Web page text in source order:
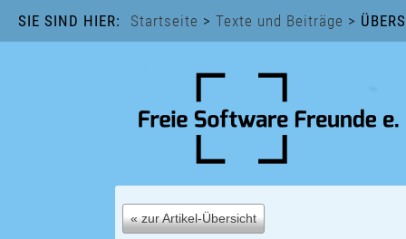
SIE SIND HIER: Startseite > Texte und Beiträge >
« zur Artikel-Übersicht